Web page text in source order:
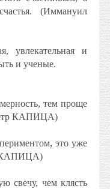
(Иммануил
увлекательная и
и ученые.
тем проще
КАПИЦА)
это уже
КАПИЦА)
свечу, чем клясть